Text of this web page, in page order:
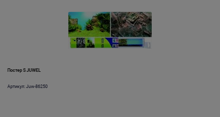
Постер S JUWEL
Артикул: Juw-86250